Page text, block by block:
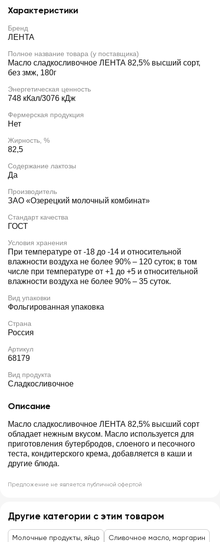
Характеристики
Бренд
ЛЕНТА
Полное название товара (у поставщика)
Масло сладкосливочное ЛЕНТА 82,5% высший сорт,
без змж, 180г
Энергетическая ценность
748 кКал/3076 кДж
Фермерская продукция
Нет
Жирность, %
82,5
Содержание лактозы
Да
Производитель
ЗАО «Озерецкий молочный комбинат»
Стандарт качества
ГОСТ
Условия хранения
При температуре от -18 до -14 и относительной
влажности воздуха не более 90% – 120 суток; в том
числе при температуре от +1 до +5 и относительной
влажности воздуха не более 90% – 35 суток.
Вид упаковки
Фольгированная упаковка
Страна
Россия
Артикул
68179
Вид продукта
Сладкосливочное
Описание
Масло сладкосливочное ЛЕНТА 82,5% высший сорт
обладает нежным вкусом. Масло используется для
приготовления бутербродов, слоеного и песочного
теста, кондитерского крема, добавляется в каши и
другие блюда.
Предложение не является публичной офертой
Другие категории с этим товаром
Молочные продукты, яйцо Сливочное масло, маргарин